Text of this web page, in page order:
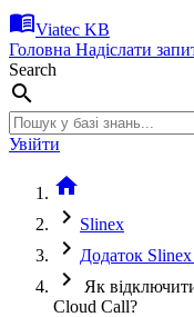
menu_bookViatec KB
Головна Надіслати
Search
search
Увійти
home
chevron_right Slinex
chevron_right Додаток
chevron_right
Як
Cloud Call?